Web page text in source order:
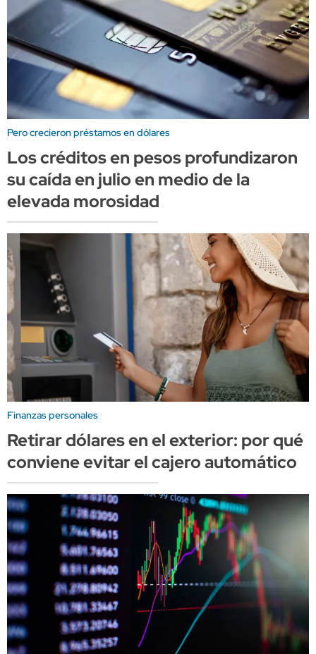
Pero crecieron préstamos en dólares
Los créditos en pesos profundizaron
su caída en julio en medio de la
elevada morosidad
Finanzas personales
Retirar dólares en el exterior: por qué
conviene evitar el cajero automático